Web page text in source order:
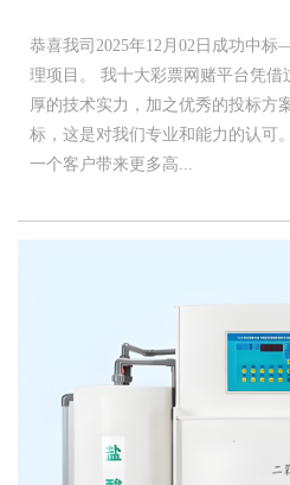
恭喜我司2025年12月02日成功中
理项目。 我十大彩票网赌平台凭
厚的技术实力，加之优秀的投标方
标，这是对我们专业和能力的认可
一个客户带来更多高...